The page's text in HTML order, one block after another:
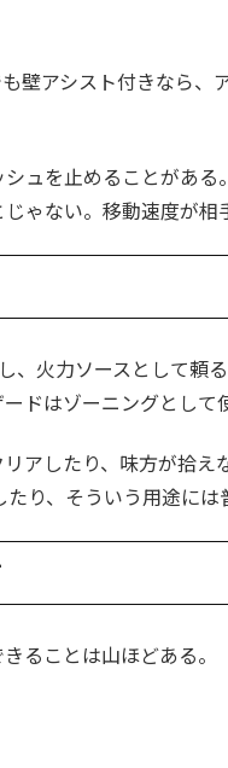
壁アシスト付きなら
ュを止めることがある
ゃない。移動速度が相
、火力ソースとして頼
ドはゾーニングとして
アしたり、味方が拾え
り、そういう用途には
ることは山ほどある。